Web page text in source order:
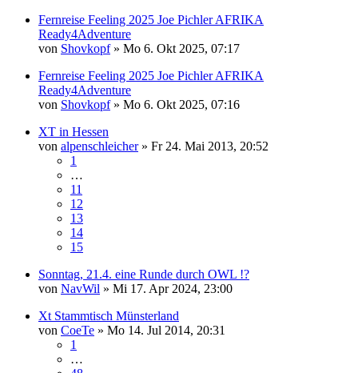
Fernreise Feeling 2025 Joe Pichler AFRIKA
Ready4Adventure
von Shovkopf» Mo 6. Okt 2025, 07:17
Fernreise Feeling 2025 Joe Pichler AFRIKA
Ready4Adventure
von Shovkopf» Mo 6. Okt 2025, 07:16
XT in Hessen
von alpenschleicher» Fr 24. Mai 2013, 20:52
1
…
11
12
13
14
15
Sonntag, 21.4. eine Runde durch OWL !?
von NavWil » Mi 17. Apr 2024, 23:00
Xt Stammtisch Münsterland
von CoeTe » Mo 14. Jul 2014, 20:31
1
…